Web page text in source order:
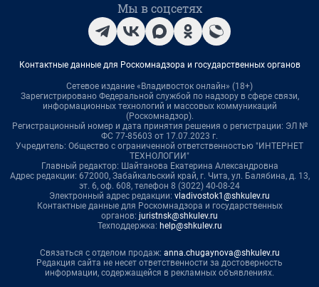
Мы в соцсетях
Контактные данные для Роскомнадзора и государственных органов
Сетевое издание «Владивосток онлайн» (18+)
Зарегистрировано Федеральной службой по надзору в сфере связи,
информационных технологий и массовых коммуникаций
(Роскомнадзор).
Регистрационный номер и дата принятия решения о регистрации: ЭЛ №
ФС 77-85603 от 17.07.2023 г.
Учредитель: Общество с ограниченной ответственностью "ИНТЕРНЕТ
ТЕХНОЛОГИИ"
Главный редактор: Шайтанова Екатерина Александровна
Адрес редакции: 672000, Забайкальский край, г. Чита, ул. Балябина, д. 13,
эт. 6, оф. 608, телефон 8 (3022) 40-08-24
Электронный адрес редакции: vladivostok1@shkulev.ru
Контактные данные для Роскомнадзора и государственных
органов: juristnsk@shkulev.ru
Техподдержка: help@shkulev.ru
Связаться с отделом продаж: anna.chugaynova@shkulev.ru
Редакция сайта не несет ответственности за достоверность
информации, содержащейся в рекламных объявлениях.